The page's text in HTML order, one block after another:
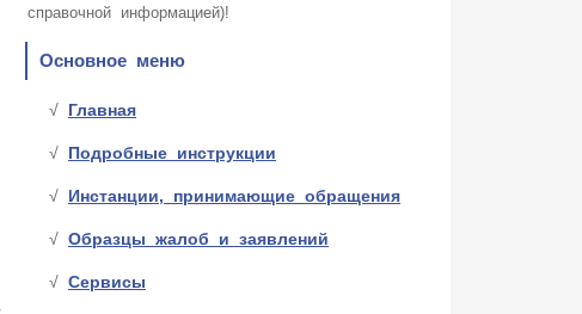
справочной информацией)!
Основное меню
Главная
Подробные инструкции
Инстанции, принимающие обращения
Образцы жалоб и заявлений
Сервисы